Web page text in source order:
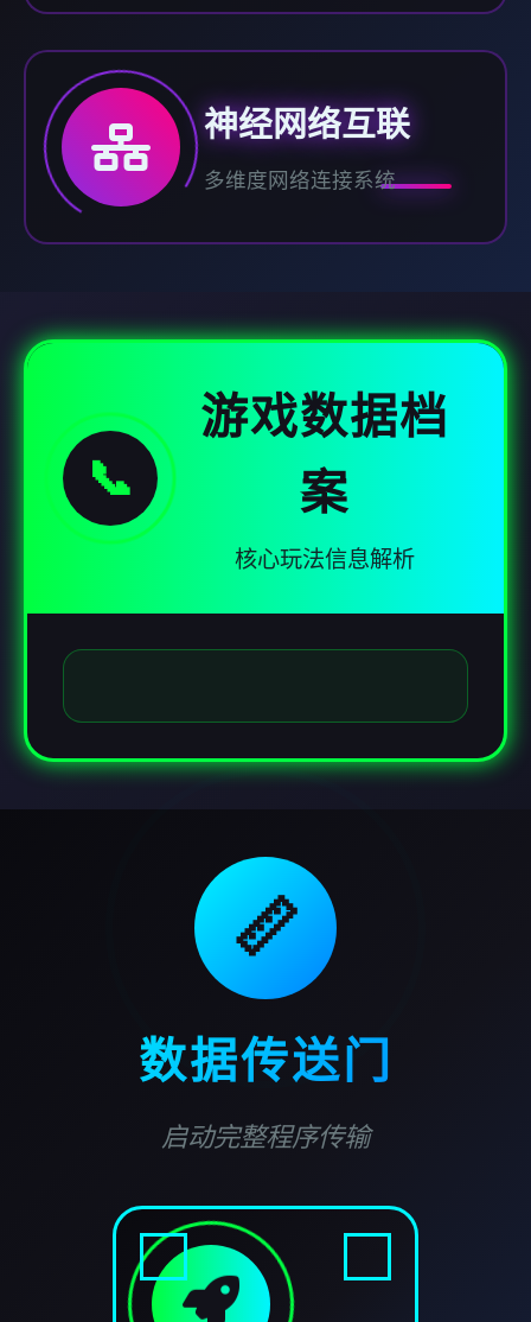
神经网络互联
多维度网络连接系统
📞
游戏数据档
案
核心玩法信息解析
📏
数据传送门
启动完整程序传输